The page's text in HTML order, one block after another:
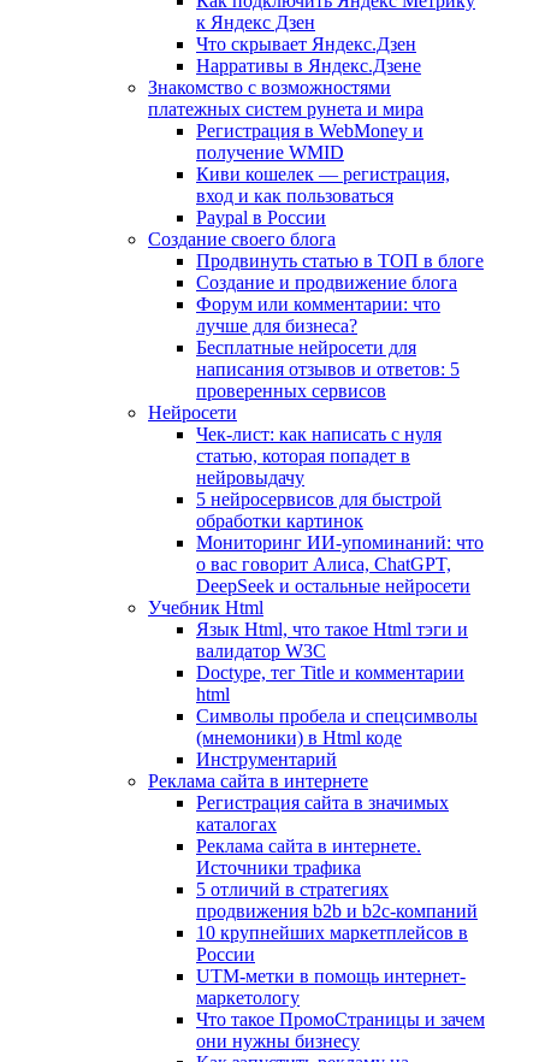
к Яндекс Дзен
Что скрывает Яндекс.Дзен
Нарративы в Яндекс.Дзене
Знакомство с возможностями
платежных систем рунета и мира
Регистрация в WebMoney и
получение WMID
Киви кошелек — регистрация,
вход и как пользоваться
Paypal в России
Создание своего блога
Продвинуть статью в ТОП в блоге
Создание и продвижение блога
Форум или комментарии: что
лучше для бизнеса?
Бесплатные нейросети для
написания отзывов и ответов: 5
проверенных сервисов
Нейросети
Чек-лист: как написать с нуля
статью, которая попадет в
нейровыдачу
5 нейросервисов для быстрой
обработки картинок
Мониторинг ИИ-упоминаний: что
о вас говорит Алиса, ChatGPT,
DeepSeek и остальные нейросети
Учебник Html
Язык Html, что такое Html тэги и
валидатор W3C
Doctype, тег Title и комментарии
html
Символы пробела и спецсимволы
(мнемоники) в Html коде
Инструментарий
Реклама сайта в интернете
Регистрация сайта в значимых
каталогах
Реклама сайта в интернете.
Источники трафика
5 отличий в стратегиях
продвижения b2b и b2c-компаний
10 крупнейших маркетплейсов в
России
UTM-метки в помощь интернет-
маркетологу
Что такое ПромоСтраницы и зачем
они нужны бизнесу